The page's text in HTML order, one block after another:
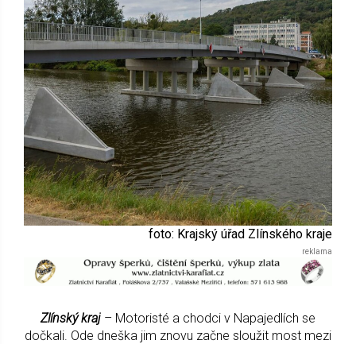
foto: Krajský úřad Zlínského kraje
Zlínský kraj – Motoristé a chodci v Napajedlích se
dočkali. Ode dneška jim znovu začne sloužit most mezi